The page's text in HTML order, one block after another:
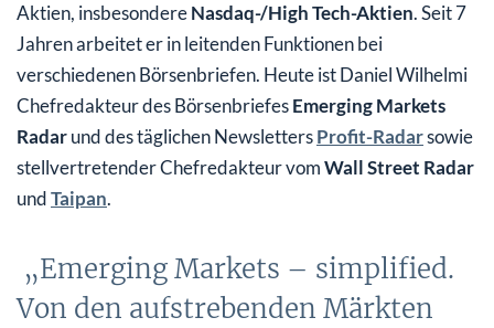
Aktien, insbesondereNasdaq-/High Tech-Aktien. Seit 7
Jahren arbeitet er in leitenden Funktionen bei
verschiedenen Börsenbriefen. Heute ist Daniel Wilhelmi
Chefredakteur des BörsenbriefesEmerging Markets
Radarund des täglichen NewslettersProfit-Radarsowie
stellvertretender Chefredakteur vomWall Street Radar
undTaipan.
„Emerging Markets – simplified.
Von den aufstrebenden Märkten